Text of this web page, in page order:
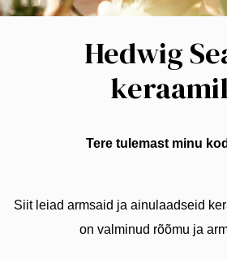
Hedwig
Tere tulemast minu
Siit leiad armsaid ja ainulaadseid
on valminud rõõmu ja